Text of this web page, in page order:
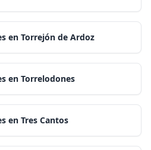
en Torrejón de Ardoz
en Torrelodones
en Tres Cantos